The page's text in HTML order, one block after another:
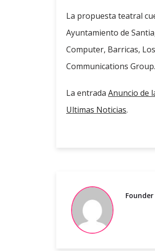
La propuesta teatral
Ayuntamiento de
Computer, Barricas,
Communications Group.
La entrada Anuncio de
Ultimas Noticias.
Founder